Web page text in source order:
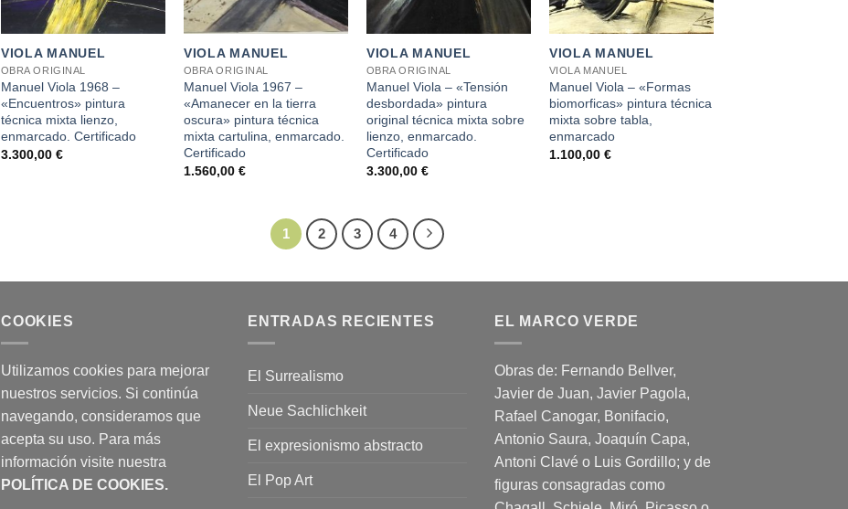
VIOLA MANUEL
OBRA ORIGINAL
Manuel Viola 1968 –
«Encuentros» pintura
técnica mixta lienzo,
enmarcado. Certificado
3.300,00 €
+
VIOLA MANUEL
OBRA ORIGINAL
Manuel Viola 1967 –
«Amanecer en la tierra
oscura» pintura técnica
mixta cartulina, enmarcado.
Certificado
1.560,00 €
+
VIOLA MANUEL
OBRA ORIGINAL
Manuel Viola – «Tensión
desbordada» pintura
original técnica mixta sobre
lienzo, enmarcado.
Certificado
3.300,00 €
+
VIOLA MANUEL
VIOLA MANUEL
Manuel Viola – «Formas
biomorficas» pintura técnica
mixta sobre tabla,
enmarcado
1.100,00 €
1 2 3 4
COOKIES
Utilizamos cookies para mejorar
nuestros servicios. Si continúa
navegando, consideramos que
acepta su uso. Para más
información visite nuestra
POLÍTICA DE COOKIES.
ENTRADAS RECIENTES
El Surrealismo
Neue Sachlichkeit
El expresionismo abstracto
El Pop Art
EL MARCO VERDE
Obras de: Fernando Bellver,
Javier de Juan, Javier Pagola,
Rafael Canogar, Bonifacio,
Antonio Saura, Joaquín Capa,
Antoni Clavé o Luis Gordillo; y de
figuras consagradas como